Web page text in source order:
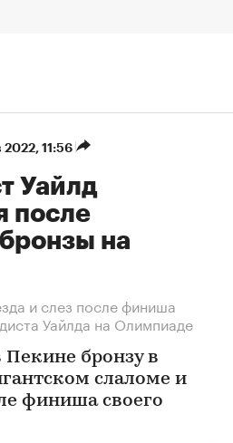
11:56
Уайлд
после
на
и слез после финиша
Уайлда на Олимпиаде
Пекине бронзу в
слаломе и
финиша своего